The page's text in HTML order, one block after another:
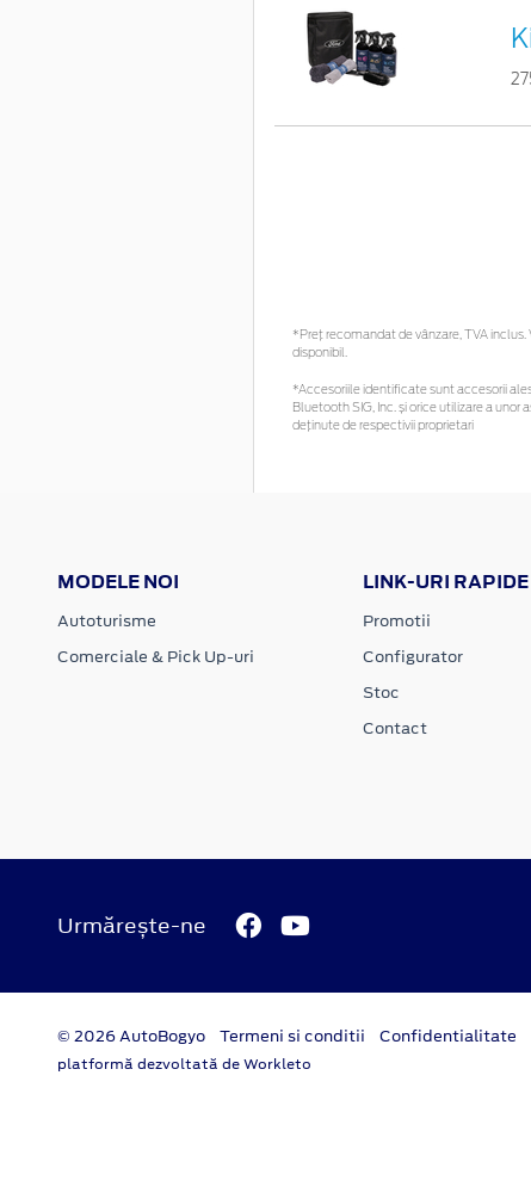
*Preţ recomandat de vânzare, TVA
disponibil.
*Accesoriile identificate sunt accesorii
Bluetooth SIG, Inc. și orice utilizare a
deținute de respectivii proprietari
MODELE NOI
Autoturisme
Comerciale & Pick Up-uri
LINK-URI RAPIDE
Promotii
Configurator
Stoc
Contact
Urmărește-ne
© 2026 AutoBogyo Termeni si conditii Confidentialitate
platformă dezvoltată de Workleto